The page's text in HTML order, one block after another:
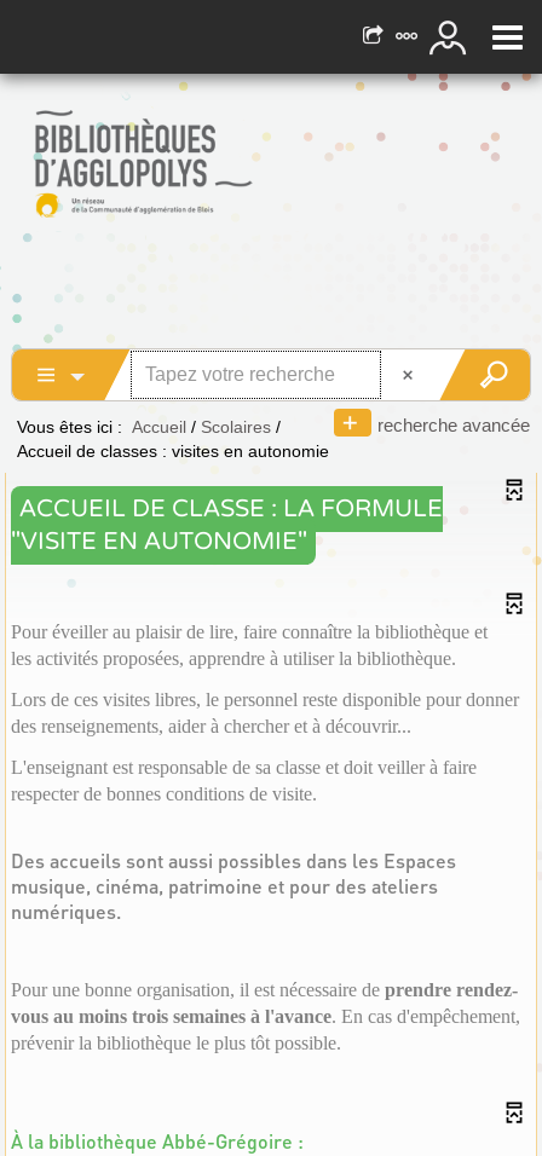
recherche avancée
Vous êtes ici : Accueil / Scolaires /
Accueil de classes : visites en autonomie
ACCUEIL DE CLASSE : LA FORMULE
"VISITE EN AUTONOMIE"
Pour éveiller au plaisir de lire, faire connaître la bibliothèque et
les activités proposées, apprendre à utiliser la bibliothèque.
Lors de ces visites libres, le personnel reste disponible pour donner
des renseignements, aider à chercher et à découvrir...
L'enseignant est responsable de sa classe et doit veiller à faire
respecter de bonnes conditions de visite.
Des accueils sont aussi possibles dans les Espaces
musique, cinéma, patrimoine et pour des ateliers
numériques.
Pour une bonne organisation, il est nécessaire de prendre rendez-
vous au moins trois semaines à l'avance. En cas d'empêchement,
prévenir la bibliothèque le plus tôt possible.
À la bibliothèque Abbé-Grégoire :